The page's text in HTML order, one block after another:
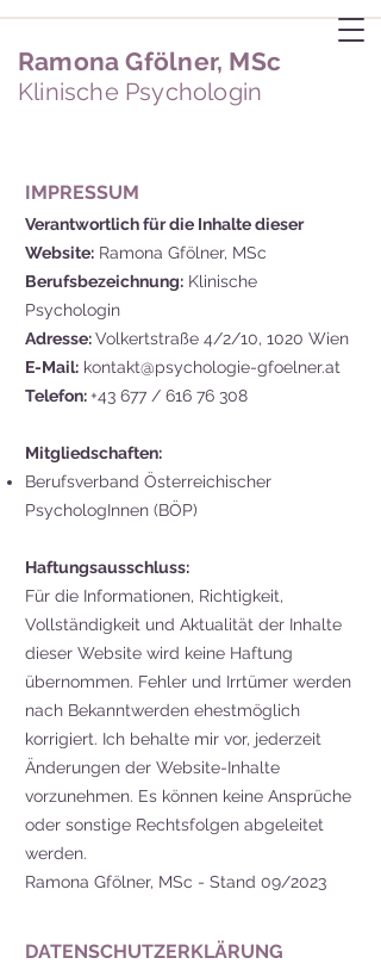
Ramona Gfölner, MSc
Klinische Psychologin
IMPRESSUM
Verantwortlich für die Inhalte dieser
Website: Ramona Gfölner, MSc
Berufsbezeichnung: Klinische
Psychologin
Adresse:Volkertstraße 4/2/10, 1020 Wien
E-Mail: kontakt@psychologie-gfoelner.at
Telefon:+43 677 / 616 76 308
Mitgliedschaften:
Berufsverband Österreichischer
PsychologInnen (BÖP)
Haftungsausschluss:
Für die Informationen, Richtigkeit,
Vollständigkeit und Aktualität der Inhalte
dieser Website wird keine Haftung
übernommen. Fehler und Irrtümer werden
nach Bekanntwerden ehestmöglich
korrigiert. Ich behalte mir vor, jederzeit
Änderungen der Website-Inhalte
vorzunehmen. Es können keine Ansprüche
oder sonstige Rechtsfolgen abgeleitet
werden.
Ramona Gfölner, MSc - Stand 09/2023
DATENSCHUTZERKLÄRUNG